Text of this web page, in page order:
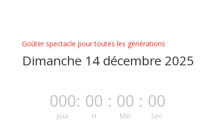
Goûter spectacle pour toutes les générations
Dimanche 14 décembre 2025
000
Jour
: 00
H
: 00
Min
: 00
Sec